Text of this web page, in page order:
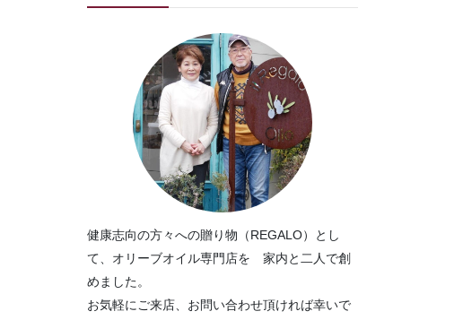
健康志向の方々への贈り物（REGALO）とし
て、オリーブオイル専門店を 家内と二人で創
めました。
お気軽にご来店、お問い合わせ頂ければ幸いで